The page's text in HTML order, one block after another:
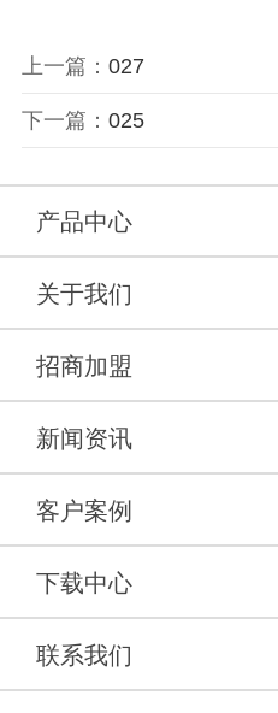
上一篇： 027
下一篇： 025
产品中心
关于我们
招商加盟
新闻资讯
客户案例
下载中心
联系我们